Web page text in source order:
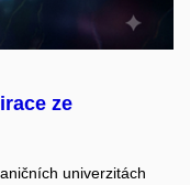
ze
univerzitách